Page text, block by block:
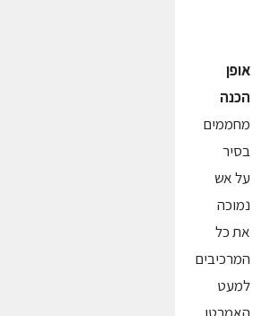
אופן
הכנה
מחממים
בסיר
על אש
נמוכה
את כל
המרכיבים
למעט